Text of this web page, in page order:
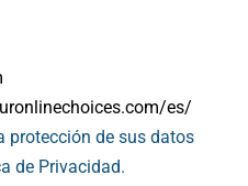
es/
protección de sus datos
de Privacidad.